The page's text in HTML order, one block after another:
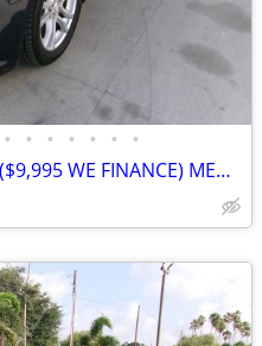
• • • • • • •
2015 CHEVY CAMARO LS 3.6 ($9,995 WE FINANCE) MENCHACA AUTO SALES